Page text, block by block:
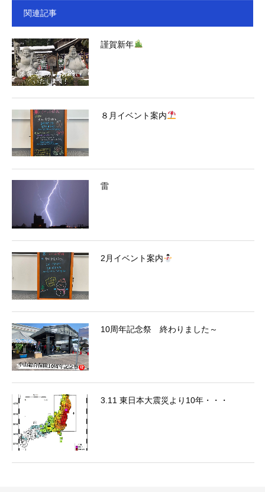
関連記事
謹賀新年
８月イベント案内
雷
2月イベント案内
10周年記念祭 終わりました～
3.11 東日本大震災より10年・・・